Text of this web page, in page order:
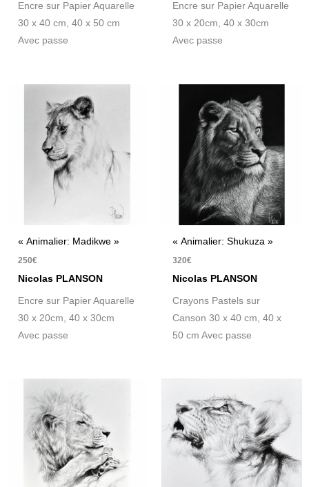
Encre sur Papier Aquarelle
30 x 40 cm, 40 x 50 cm
Avec passe
Encre sur Papier Aquarelle
30 x 20cm, 40 x 30cm
Avec passe
« Animalier: Madikwe »
250€
Nicolas PLANSON
Encre sur Papier Aquarelle
30 x 20cm, 40 x 30cm
Avec passe
« Animalier: Shukuza »
320€
Nicolas PLANSON
Crayons Pastels sur
Canson 30 x 40 cm, 40 x
50 cm Avec passe